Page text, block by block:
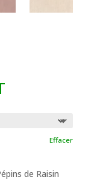
Effacer
de Raisin